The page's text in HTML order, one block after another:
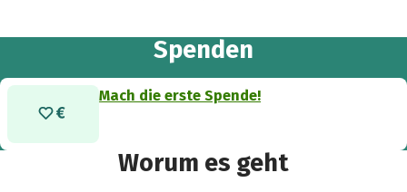
Spenden
Mach die erste Spende!
Worum es geht